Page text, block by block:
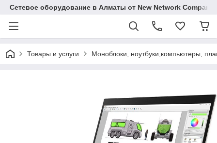
Сетевое оборудование в Алматы от New Network Company
Товары и услуги Моноблоки, ноутбуки,компьютеры,